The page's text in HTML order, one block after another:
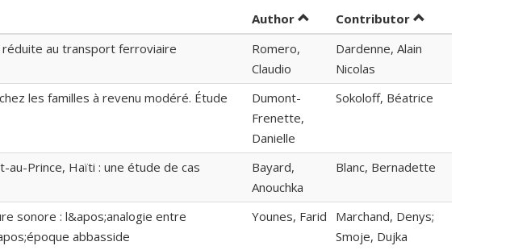
Author Sort by author in ascending order
Contributor by contributor
au transport ferroviaire
Romero,
Claudio
Dardenne, Alain
Nicolas
les familles à revenu modéré. Étude
Dumont-
Frenette,
Danielle
Sokoloff, Béatrice
Prince, Haïti : une étude de cas
Bayard,
Anouchka
Blanc, Bernadette
sonore : l&apos;analogie entre
abbasside
Younes, Farid
Marchand, Denys;
Smoje, Dujka